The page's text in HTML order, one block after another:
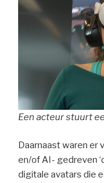
Een acteur stuurt
Daarnaast waren er
en/of AI- gedreven
digitale avatars die